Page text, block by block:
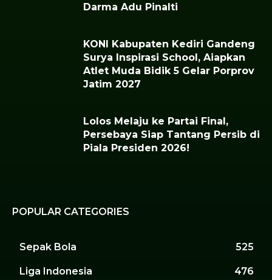
Darma Adu Pinalti
KONI Kabupaten Kediri Gandeng
Surya Inspirasi School, Aiapkan
Atlet Muda Bidik 5 Gelar Porprov
Jatim 2027
Lolos Melaju ke Partai Final,
Persebaya Siap Tantang Persib di
Piala Presiden 2026!
POPULAR CATEGORIES
Sepak Bola 525
Liga Indonesia 476